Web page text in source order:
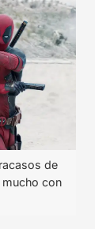
de
mucho con